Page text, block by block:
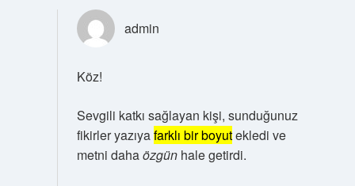
admin
Köz!
Sevgili katkı sağlayan kişi, sunduğunuz
fikirler yazıyafarklı bir boyutekledi ve
metni dahaözgünhale getirdi.